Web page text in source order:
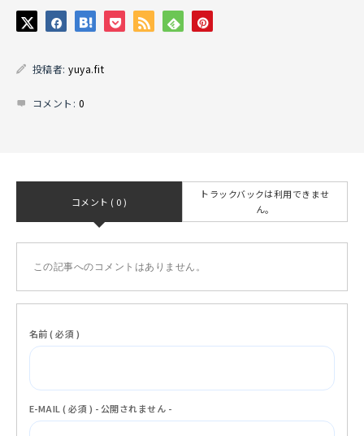
投稿者:yuya.fit
コメント: 0
コメント ( 0 )
トラックバックは利用できませ
ん。
この記事へのコメントはありません。
名前 ( 必須 )
E-MAIL ( 必須 ) - 公開されません -